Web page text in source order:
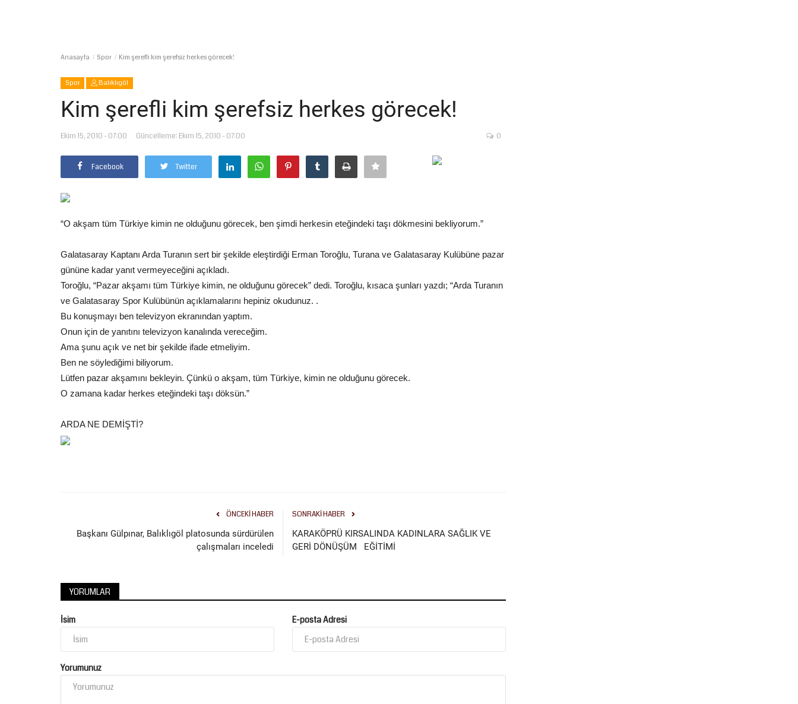
Anasayfa Spor Kim şerefli kim şerefsiz herkes görecek!
Spor Balıklıgöl
Kim şerefli kim şerefsiz herkes görecek!
Ekim 15, 2010 - 07:00 Güncelleme: Ekim 15, 2010 - 07:00 0
Facebook Twitter
“O akşam tüm Türkiye kimin ne olduğunu görecek, ben şimdi herkesin eteğindeki taşı dökmesini bekliyorum.”
Galatasaray Kaptanı Arda Turanın sert bir şekilde eleştirdiği Erman Toroğlu, Turana ve Galatasaray Kulübüne pazar
gününe kadar yanıt vermeyeceğini açıkladı.
Toroğlu, “Pazar akşamı tüm Türkiye kimin, ne olduğunu görecek” dedi. Toroğlu, kısaca şunları yazdı; “Arda Turanın
ve Galatasaray Spor Kulübünün açıklamalarını hepiniz okudunuz. .
Bu konuşmayı ben televizyon ekranından yaptım.
Onun için de yanıtını televizyon kanalında vereceğim.
Ama şunu açık ve net bir şekilde ifade etmeliyim.
Ben ne söylediğimi biliyorum.
Lütfen pazar akşamını bekleyin. Çünkü o akşam, tüm Türkiye, kimin ne olduğunu görecek.
O zamana kadar herkes eteğindeki taşı döksün.”
ARDA NE DEMİŞTİ?
ÖNCEKI HABER
Başkanı Gülpınar, Balıklıgöl platosunda sürdürülen
çalışmaları inceledi
SONRAKI HABER
KARAKÖPRÜ KIRSALINDA KADINLARA SAĞLIK VE
GERİ DÖNÜŞÜM EĞİTİMİ
YORUMLAR
İsim E-posta Adresi
Yorumunuz